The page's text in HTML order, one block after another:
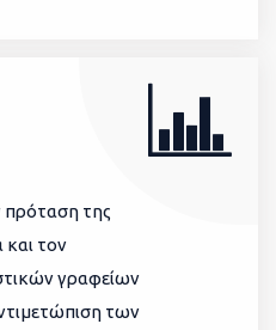
πρόταση της
και τον
γραφείων
των